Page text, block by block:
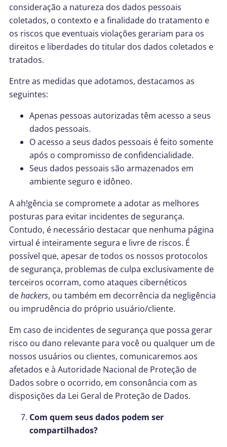
consideração a natureza dos dados pessoais
coletados, o contexto e a finalidade do tratamento e
os riscos que eventuais violações gerariam para os
direitos e liberdades do titular dos dados coletados e
tratados.
Entre as medidas que adotamos, destacamos as
seguintes:
Apenas pessoas autorizadas têm acesso a seus
dados pessoais.
O acesso a seus dados pessoais é feito somente
após o compromisso de confidencialidade.
Seus dados pessoais são armazenados em
ambiente seguro e idôneo.
A ah!gência se compromete a adotar as melhores
posturas para evitar incidentes de segurança.
Contudo, é necessário destacar que nenhuma página
virtual é inteiramente segura e livre de riscos. É
possível que, apesar de todos os nossos protocolos
de segurança, problemas de culpa exclusivamente de
terceiros ocorram, como ataques cibernéticos
dehackers, ou também em decorrência da negligência
ou imprudência do próprio usuário/cliente.
Em caso de incidentes de segurança que possa gerar
risco ou dano relevante para você ou qualquer um de
nossos usuários ou clientes, comunicaremos aos
afetados e à Autoridade Nacional de Proteção de
Dados sobre o ocorrido, em consonância com as
disposições da Lei Geral de Proteção de Dados.
Com quem seus dados podem ser
compartilhados?